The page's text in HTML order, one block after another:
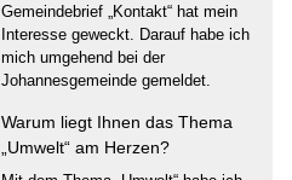
Gemeindebrief „Kontakt“ hat mein
Interesse geweckt. Darauf habe ich
mich umgehend bei der
Johannesgemeinde gemeldet.
Warum liegt Ihnen das Thema
„Umwelt“ am Herzen?